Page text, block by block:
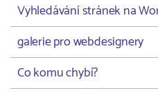
Vyhledávání stránek na
galerie pro webdesignery
Co komu chybí?